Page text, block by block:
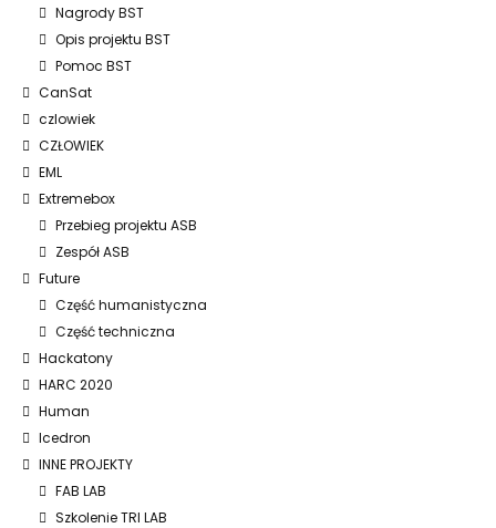
Nagrody BST
Opis projektu BST
Pomoc BST
CanSat
czlowiek
CZŁOWIEK
EML
Extremebox
Przebieg projektu ASB
Zespół ASB
Future
Część humanistyczna
Część techniczna
Hackatony
HARC 2020
Human
Icedron
INNE PROJEKTY
FAB LAB
Szkolenie TRI LAB